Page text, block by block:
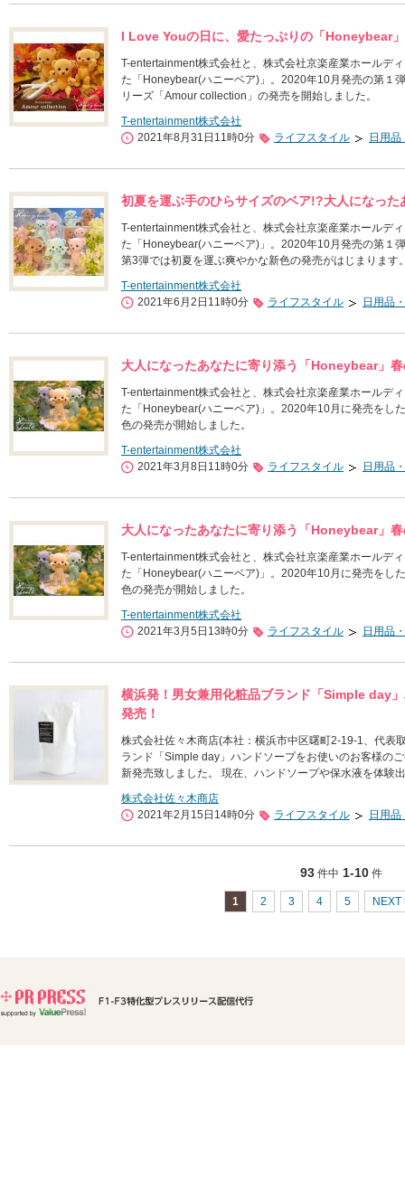
I Love Youの日に、愛たっぷりの「Honeybear
T-entertainment株式会社と、株式会社京楽産業ホールデ
た「Honeybear(ハニーベア)」。2020年10月発売の第１
リーズ「Amour collection」の発売を開始しました。
T-entertainment株式会社
2021年8月31日11時0分
ライフスタイル 日用
初夏を運ぶ手のひらサイズのベア!?大人になっ
T-entertainment株式会社と、株式会社京楽産業ホールデ
た「Honeybear(ハニーベア)」。2020年10月発売の第１
第3弾では初夏を運ぶ爽やかな新色の発売がはじまります
T-entertainment株式会社
2021年6月2日11時0分
ライフスタイル 日用品
大人になったあなたに寄り添う「Honeybear」
T-entertainment株式会社と、株式会社京楽産業ホールデ
た「Honeybear(ハニーベア)」。2020年10月に発売をし
色の発売が開始しました。
T-entertainment株式会社
2021年3月8日11時0分
ライフスタイル 日用品
大人になったあなたに寄り添う「Honeybear」
T-entertainment株式会社と、株式会社京楽産業ホールデ
た「Honeybear(ハニーベア)」。2020年10月に発売をし
色の発売が開始しました。
T-entertainment株式会社
2021年3月5日13時0分
ライフスタイル 日用品
横浜発！男女兼用化粧品ブランド「Simple day
発売！
株式会社佐々木商店(本社：横浜市中区曙町2-19-1、代表
ランド「Simple day」ハンドソープをお使いのお客様の
新発売致しました。 現在、ハンドソープや保水液を体験
株式会社佐々木商店
2021年2月15日14時0分
ライフスタイル 日用
93件中 1-10件
1 2 3 4 5 NEXT